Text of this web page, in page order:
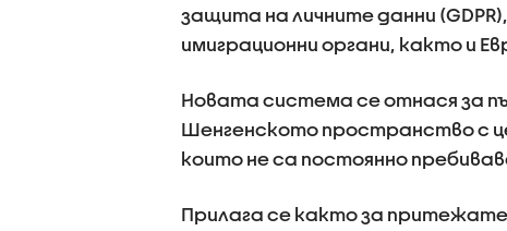
защита на личните данни
имиграционни органи, както и
Новата система се отнася за
Шенгенското пространство с
които не са постоянно
Прилага се както за